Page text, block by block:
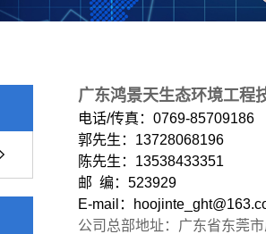
广东鸿景天生态环境工程
电话/传真：0769-85709186
郭先生 ：13728068196
陈先生：13538433351
邮 编：523929
E-mail：
公司总部地址：广东省东莞